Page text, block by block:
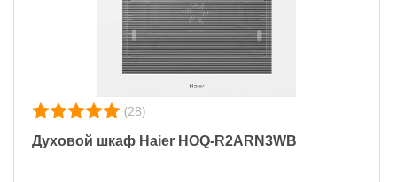
(28)
Духовой шкаф Haier HOQ-R2ARN3WB